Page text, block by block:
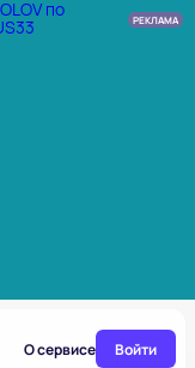
РЕКЛАМА
О сервисе Войти